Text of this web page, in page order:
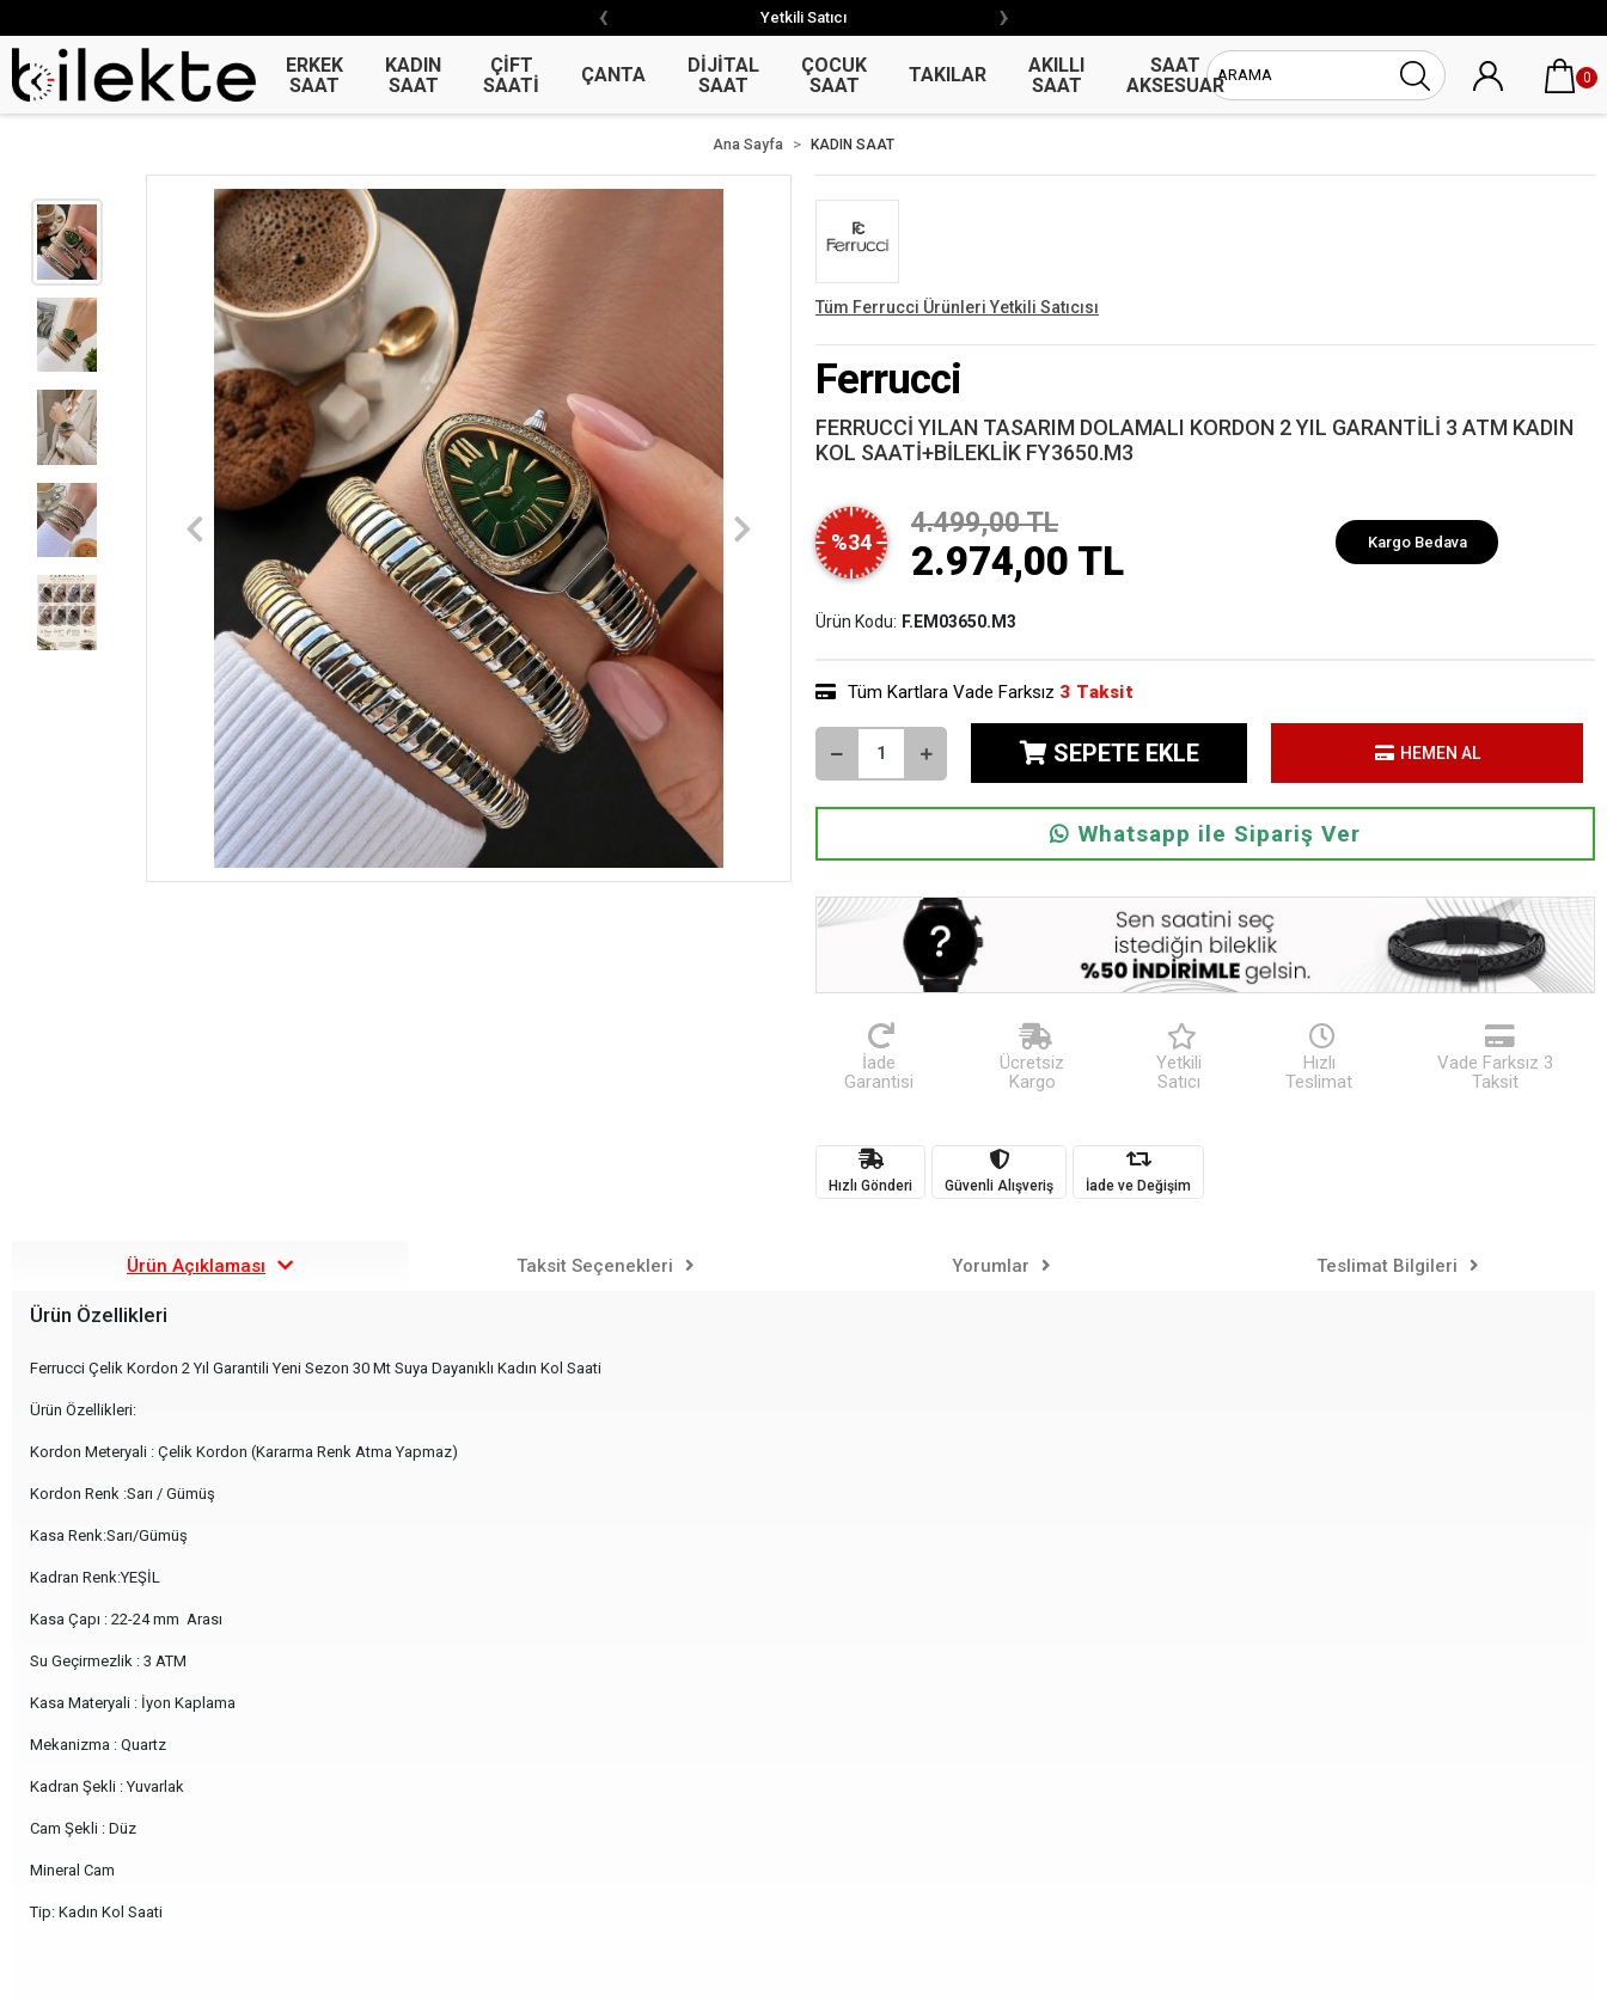
Yetkili Satıcı
‹ ›
ERKEK
SAAT
KADIN
SAAT
ÇİFT
SAATİ
ÇANTA
DİJİTAL
SAAT
ÇOCUK
SAAT
TAKILAR
AKILLI
SAAT
SAAT
AKSESUAR
UNİSEX
0
Garantili Ürün
‹ ›
Ana Sayfa KADIN SAAT
Tüm Ferrucci Ürünleri Yetkili Satıcısı
Ferrucci
FERRUCCİ YILAN TASARIM DOLAMALI KORDON 2 YIL GARANTİLİ 3 ATM KADIN
KOL SAATİ+BİLEKLİK FY3650.M3
%34
4.499,00 TL
2.974,00 TL Kargo Bedava
Ürün Kodu: F.EM03650.M3
Tüm Kartlara Vade Farksız 3 Taksit
SEPETE EKLE HEMEN AL
Whatsapp ile Sipariş Ver
İade
Garantisi
Ücretsiz
Kargo
Yetkili
Satıcı
Hızlı
Teslimat
Vade Farksız 3
Taksit
Hızlı Gönderi Güvenli Alışveriş İade ve Değişim
Ürün Açıklaması Taksit Seçenekleri Yorumlar Teslimat Bilgileri
Ürün Özellikleri
Ferrucci Çelik Kordon 2 Yıl Garantili Yeni Sezon 30 Mt Suya Dayanıklı Kadın Kol Saati
Ürün Özellikleri:
Kordon Meteryali : Çelik Kordon (Kararma Renk Atma Yapmaz)
Kordon Renk :Sarı / Gümüş
Kasa Renk:Sarı/Gümüş
Kadran Renk:YEŞİL
Kasa Çapı : 22-24 mm Arası
Su Geçirmezlik : 3 ATM
Kasa Materyali : İyon Kaplama
Mekanizma : Quartz
Kadran Şekli : Yuvarlak
Cam Şekli : Düz
Mineral Cam
Tip: Kadın Kol Saati